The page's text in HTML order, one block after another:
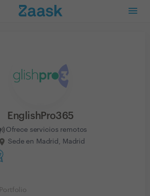
EnglishPro365
Ofrece servicios remotos
Sede en Madrid, Madrid
Portfolio